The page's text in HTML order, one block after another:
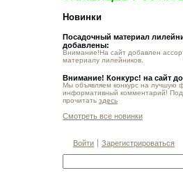
Новинки
Посадочный материал
добавлены:
Внимание!На сайт добавлен
материалу лилейников.
Внимание! Конкурс! на сайт
Мы объявляем конкурс на лучшую
информативный комментарий!
прочитать здесь
Смотреть все новинки
Войти Зарегистрироваться